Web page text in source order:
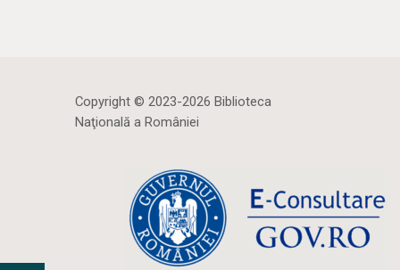
Copyright © 2023-2026 Biblioteca
Naţională a României